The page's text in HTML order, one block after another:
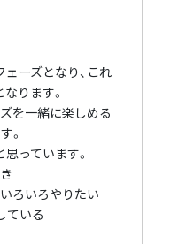
ーズとなり、これ
ります。
を一緒に楽しめる
。
っています。
ろいろやりたい
ている